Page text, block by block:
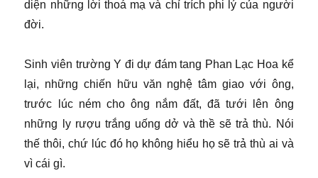
diện những lời thoá mạ và chỉ trích phi lý của người
đời.
Sinh viên trường Y đi dự đám tang Phan Lạc Hoa kể
lại, những chiến hữu văn nghệ tâm giao với ông,
trước lúc ném cho ông nắm đất, đã tưới lên ông
những ly rượu trắng uống dở và thề sẽ trả thù. Nói
thế thôi, chứ lúc đó họ không hiểu họ sẽ trả thù ai và
vì cái gì.